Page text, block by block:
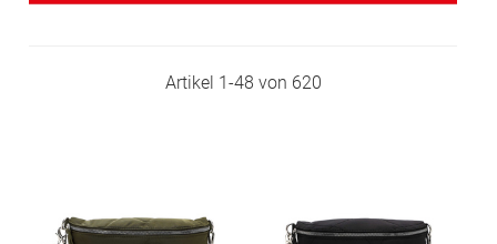
Artikel 1-48 von 620